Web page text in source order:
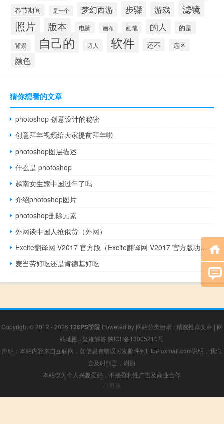
春节期间 是一个 梦幻西游 步骤 游戏 滤镜
照片 版本 电脑 画布 画笔 的人 的是
背景 自己的 诗人 软件 还不 选区
颜色
猜你想看的文章
photoshop 创意设计的秘密
创意拜年视频给大家提前拜年啦
photoshop图层描述
什么是 photoshop
越南女生嫁中国过年了吗
介绍photoshop图片
photoshop删除元素
外网谈中国人抢俄货（外网）
Excite翻译网 V2017 官方版（Excite翻译网 V2017 官方版功能简介）
麦当劳好吃还是肯德基好吃
Copyright © 2012 - 2026 126PS学院Powered by 网站分类目录 | 精选推荐文章 | 网
站地图 | 疑难解答 陕ICP备13005210号
声明：本站内容来自互联网，如信息有错误可发邮件到f_fb#foxmail.com说明，我们
会及时纠正，谢谢
本站仅为个人兴趣爱好，不接盈利性广告及商业合作
小男孩